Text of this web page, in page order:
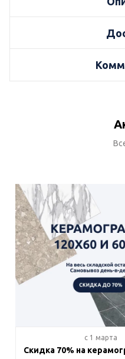
c 1 марта
Скидка 70% на